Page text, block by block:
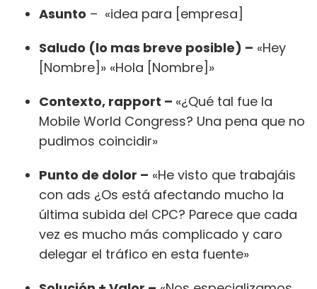
Asunto – «idea para [empresa]
Saludo (lo mas breve posible) – «Hey
[Nombre]» «Hola [Nombre]»
Contexto, rapport – «¿Qué tal fue la
Mobile World Congress? Una pena que no
pudimos coincidir»
Punto de dolor – «He visto que trabajáis
con ads ¿Os está afectando mucho la
última subida del CPC? Parece que cada
vez es mucho más complicado y caro
delegar el tráfico en esta fuente»